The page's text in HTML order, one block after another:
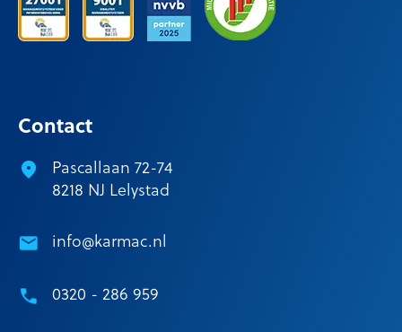
Contact
Pascallaan 72-74
8218 NJ Lelystad
info@karmac.nl
0320 - 286 959